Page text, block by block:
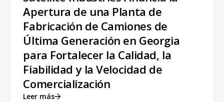
Apertura de una Planta de
Fabricación de Camiones de
Última Generación en Georgia
para Fortalecer la Calidad, la
Fiabilidad y la Velocidad de
Comercialización
Leer más